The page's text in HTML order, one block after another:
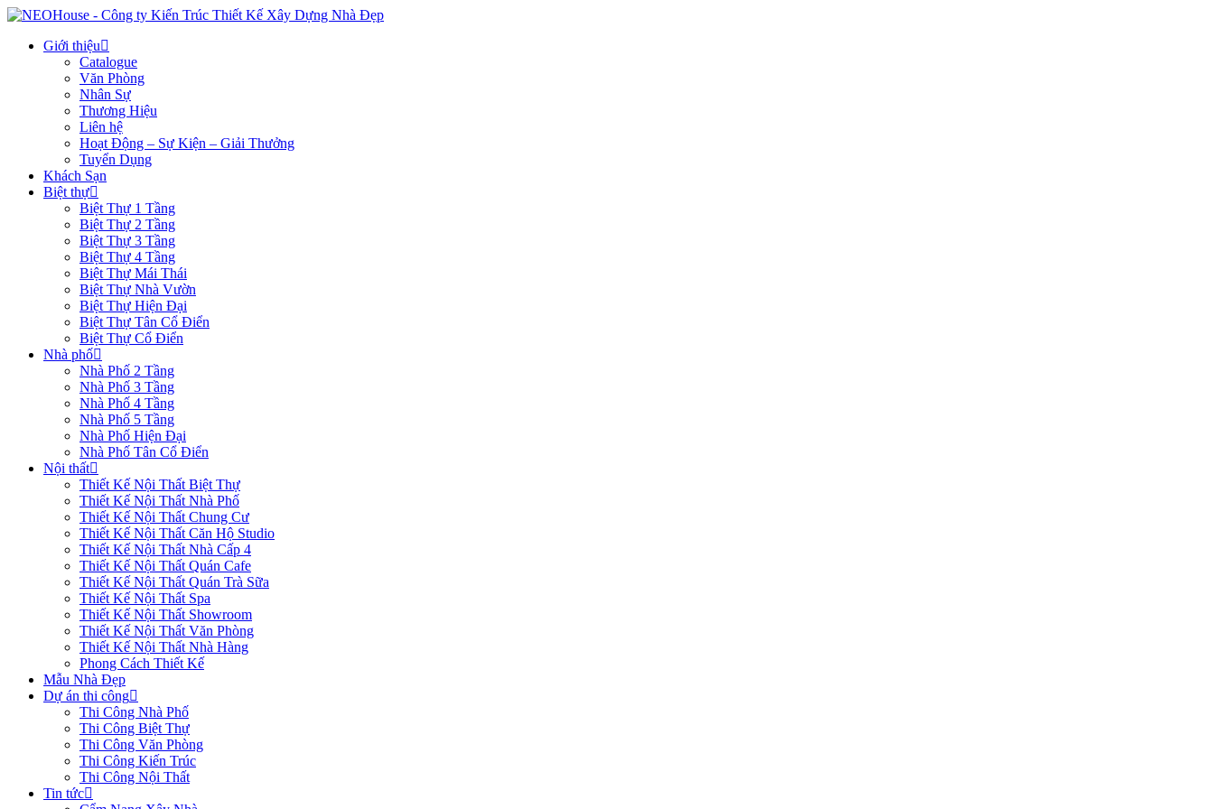
Giới thiệu
Catalogue
Văn Phòng
Nhân Sự
Thương Hiệu
Liên hệ
Hoạt Động – Sự Kiện – Giải Thưởng
Tuyển Dụng
Khách Sạn
Biệt thự
Biệt Thự 1 Tầng
Biệt Thự 2 Tầng
Biệt Thự 3 Tầng
Biệt Thự 4 Tầng
Biệt Thự Mái Thái
Biệt Thự Nhà Vườn
Biệt Thự Hiện Đại
Biệt Thự Tân Cổ Điển
Biệt Thự Cổ Điển
Nhà phố
Nhà Phố 2 Tầng
Nhà Phố 3 Tầng
Nhà Phố 4 Tầng
Nhà Phố 5 Tầng
Nhà Phố Hiện Đại
Nhà Phố Tân Cổ Điển
Nội thất
Thiết Kế Nội Thất Biệt Thự
Thiết Kế Nội Thất Nhà Phố
Thiết Kế Nội Thất Chung Cư
Thiết Kế Nội Thất Căn Hộ Studio
Thiết Kế Nội Thất Nhà Cấp 4
Thiết Kế Nội Thất Quán Cafe
Thiết Kế Nội Thất Quán Trà Sữa
Thiết Kế Nội Thất Spa
Thiết Kế Nội Thất Showroom
Thiết Kế Nội Thất Văn Phòng
Thiết Kế Nội Thất Nhà Hàng
Phong Cách Thiết Kế
Mẫu Nhà Đẹp
Dự án thi công
Thi Công Nhà Phố
Thi Công Biệt Thự
Thi Công Văn Phòng
Thi Công Kiến Trúc
Thi Công Nội Thất
Tin tức